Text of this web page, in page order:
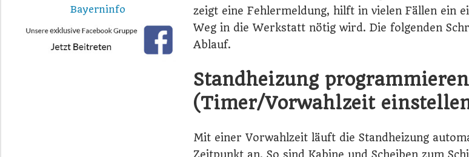
zeigt eine Fehlermeldung, hilft in vielen Fällen ein
Weg in die Werkstatt nötig wird. Die folgenden
Ablauf.
Standheizung programmieren
(Timer/Vorwahlzeit
Mit einer Vorwahlzeit läuft die Standheizung
Zeitpunkt an. So sind Kabine und Scheiben zum
Bayerninfo